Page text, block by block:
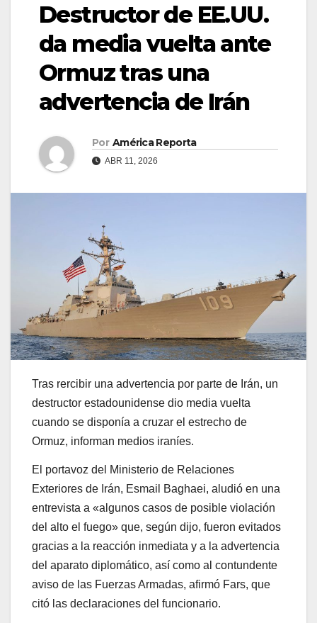
Destructor de EE.UU.
da media vuelta ante
Ormuz tras una
advertencia de Irán
Por América Reporta
ABR 11, 2026
Tras rercibir una advertencia por parte de Irán, un
destructor estadounidense dio media vuelta
cuando se disponía a cruzar el estrecho de
Ormuz, informan medios iraníes.
El portavoz del Ministerio de Relaciones
Exteriores de Irán, Esmail Baghaei, aludió en una
entrevista a «algunos casos de posible violación
del alto el fuego» que, según dijo, fueron evitados
gracias a la reacción inmediata y a la advertencia
del aparato diplomático, así como al contundente
aviso de las Fuerzas Armadas, afirmó Fars, que
citó las declaraciones del funcionario.